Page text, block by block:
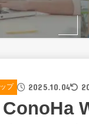
プ 2025.10.04
ConoHa